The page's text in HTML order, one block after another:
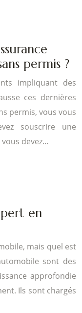
permis ?
impliquant des
ces dernières
permis, vous vous
souscrire une
devez…
en
mais quel est
sont des
approfondie
Ils sont chargés